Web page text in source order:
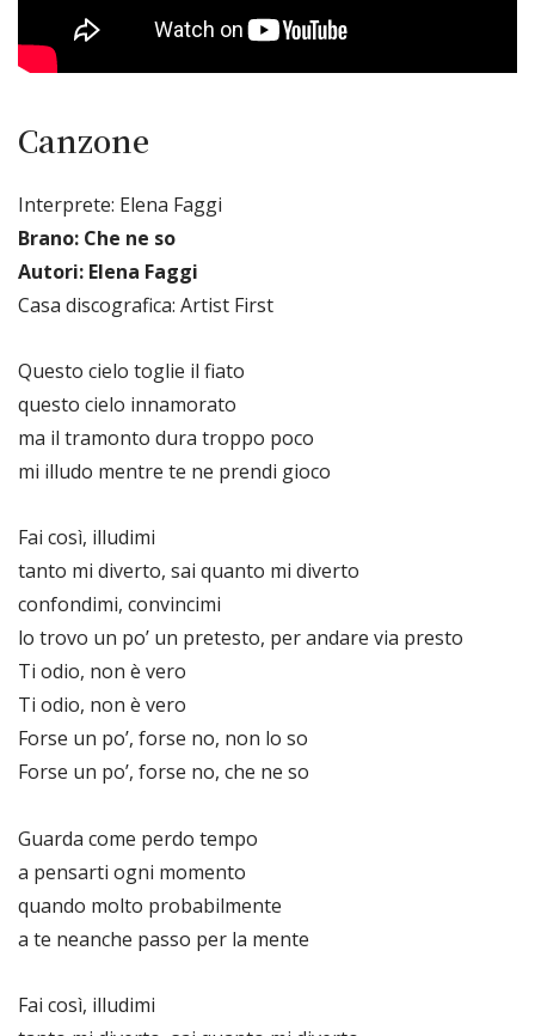
Canzone
Interprete: Elena Faggi
Brano: Che ne so
Autori: Elena Faggi
Casa discografica: Artist First
Questo cielo toglie il fiato
questo cielo innamorato
ma il tramonto dura troppo poco
mi illudo mentre te ne prendi gioco
Fai così, illudimi
tanto mi diverto, sai quanto mi diverto
confondimi, convincimi
lo trovo un po’ un pretesto, per andare via presto
Ti odio, non è vero
Ti odio, non è vero
Forse un po’, forse no, non lo so
Forse un po’, forse no, che ne so
Guarda come perdo tempo
a pensarti ogni momento
quando molto probabilmente
a te neanche passo per la mente
Fai così, illudimi